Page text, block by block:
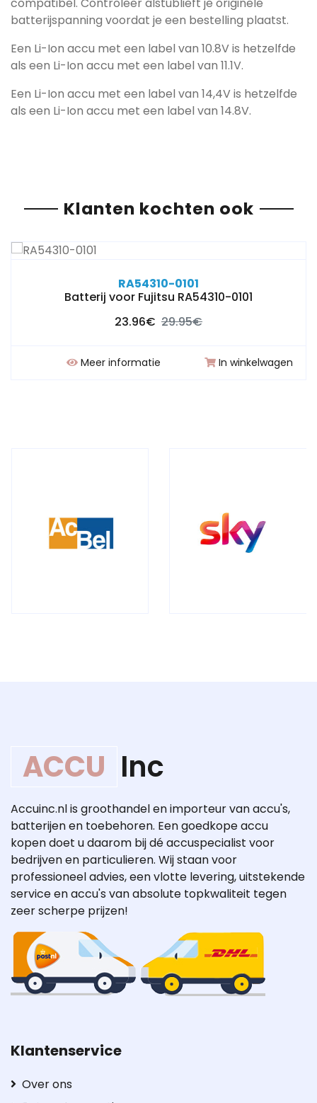
batterijspanning voordat je een bestelling plaatst.
Een Li-Ion accu met een label van 10.8V is hetzelfde
als een Li-Ion accu met een label van 11.1V.
Een Li-Ion accu met een label van 14,4V is hetzelfde
als een Li-Ion accu met een label van 14.8V.
Klanten kochten ook
RA54310-0101
Batterij voor Fujitsu RA54310-0101
23.96€ 29.95€
Meer informatie In winkelwagen
ACCU Inc
Accuinc.nl is groothandel en importeur van accu's,
batterijen en toebehoren. Een goedkope accu
kopen doet u daarom bij dé accuspecialist voor
bedrijven en particulieren. Wij staan voor
professioneel advies, een vlotte levering, uitstekende
service en accu's van absolute topkwaliteit tegen
zeer scherpe prijzen!
Klantenservice
Over ons